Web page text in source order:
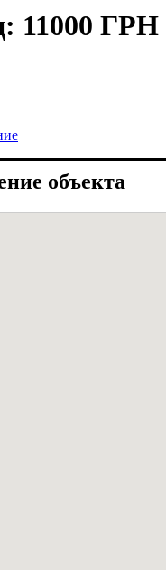
11000 ГРН
объекта